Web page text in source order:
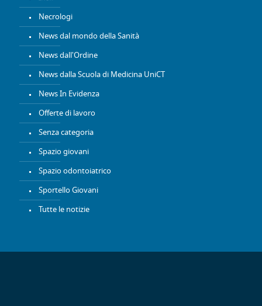
Necrologi
News dal mondo della Sanità
News dall'Ordine
News dalla Scuola di Medicina UniCT
News In Evidenza
Offerte di lavoro
Senza categoria
Spazio giovani
Spazio odontoiatrico
Sportello Giovani
Tutte le notizie